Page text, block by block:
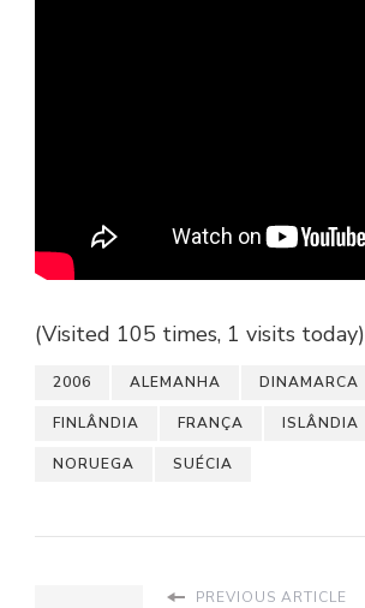
(Visited 105 times, 1 visits today)
2006 ALEMANHA DINAMARCA
FINLÂNDIA FRANÇA ISLÂNDIA
NORUEGA SUÉCIA
PREVIOUS ARTICLE